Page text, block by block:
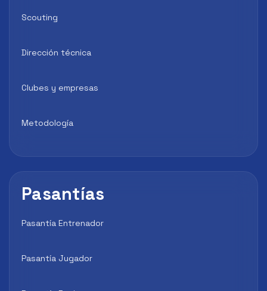
Scouting
Dirección técnica
Clubes y empresas
Metodología
Pasantías
Pasantía Entrenador
Pasantía Jugador